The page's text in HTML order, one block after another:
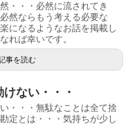
・・・必然に流されてき
然ならもう考える必要な
になるようなお話を掲載し
れば幸いです。
事を読む
ない・・・
・・・無駄なことは全て捨
定とは・・・気持ちが少し